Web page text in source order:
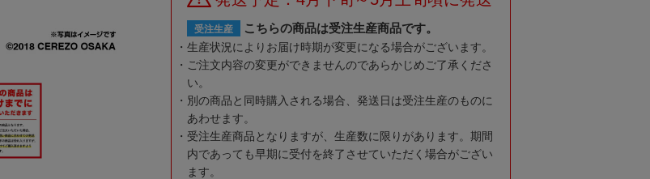
受注生産 こちらの商品は受注生産商品です。
生産状況によりお届け時期が変更になる場合がございます。
ご注文内容の変更ができませんのであらかじめご了承くださ
い。
別の商品と同時購入される場合、発送日は受注生産のものに
あわせます。
受注生産商品となりますが、生産数に限りがあります。期間
内であっても早期に受付を終了させていただく場合がござい
ます。